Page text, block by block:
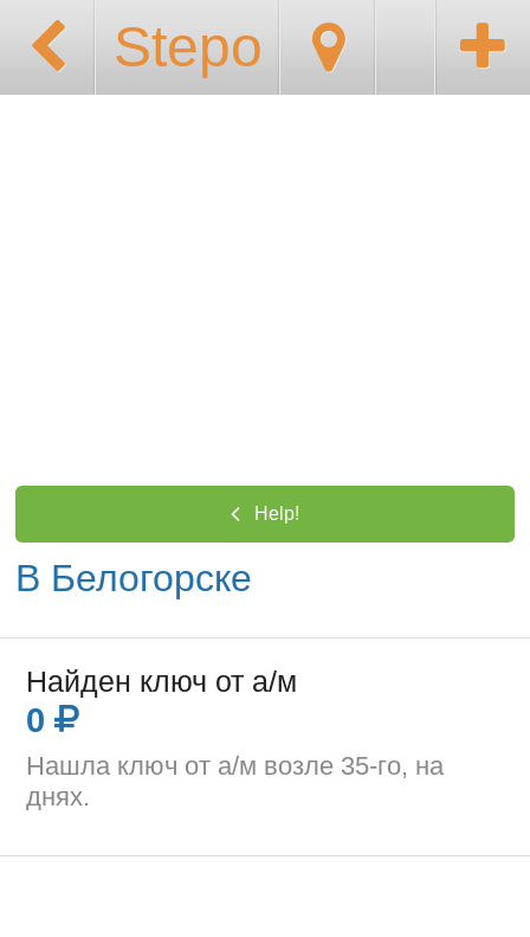
Stepo
Help!
В Белогорске
Найден ключ от а/м
0
Нашла ключ от а/м возле 35-го, на
днях.